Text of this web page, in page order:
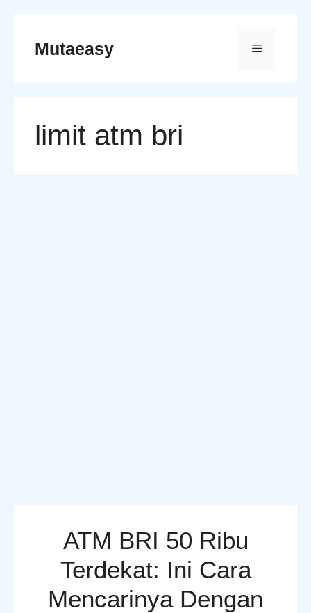
contentMutaeasy Menu
limit atm bri
ATM BRI 50 Ribu
Terdekat: Ini Cara
Mencarinya Dengan